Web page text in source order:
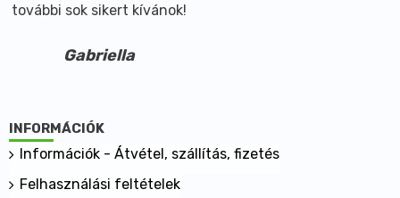
további sok sikert kívánok!
Gabriella
INFORMÁCIÓK
Információk - Átvétel, szállítás, fizetés
Felhasználási feltételek